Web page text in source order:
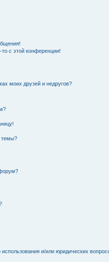
с этой конференции!
моих друзей и недругов?
темы?
и/или юридических